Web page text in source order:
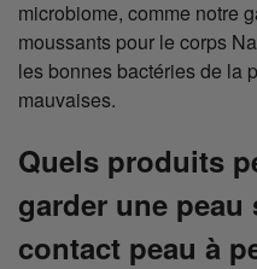
microbiome, comme notre
moussants pour le corps
les bonnes bactéries de la
mauvaises.
Quels produits
garder une
contact peau à